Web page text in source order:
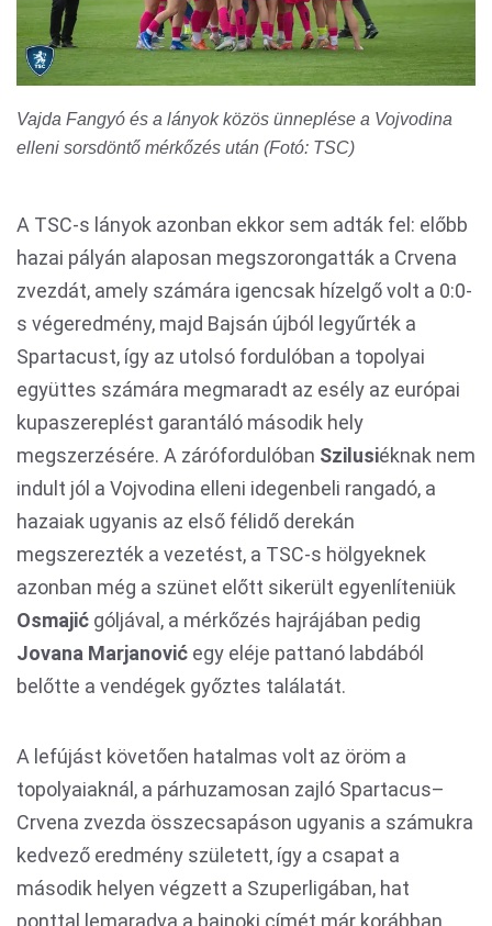
Vajda Fangyó és a lányok közös ünneplése a Vojvodina
elleni sorsdöntő mérkőzés után (Fotó: TSC)
A TSC-s lányok azonban ekkor sem adták fel: előbb
hazai pályán alaposan megszorongatták a Crvena
zvezdát, amely számára igencsak hízelgő volt a 0:0-
s végeredmény, majd Bajsán újból legyűrték a
Spartacust, így az utolsó fordulóban a topolyai
együttes számára megmaradt az esély az európai
kupaszereplést garantáló második hely
megszerzésére. A zárófordulóban Szilusiéknak nem
indult jól a Vojvodina elleni idegenbeli rangadó, a
hazaiak ugyanis az első félidő derekán
megszerezték a vezetést, a TSC-s hölgyeknek
azonban még a szünet előtt sikerült egyenlíteniük
Osmajić góljával, a mérkőzés hajrájában pedig
Jovana Marjanović egy eléje pattanó labdából
belőtte a vendégek győztes találatát.
A lefújást követően hatalmas volt az öröm a
topolyaiaknál, a párhuzamosan zajló Spartacus–
Crvena zvezda összecsapáson ugyanis a számukra
kedvező eredmény született, így a csapat a
második helyen végzett a Szuperligában, hat
ponttal lemaradva a bajnoki címét már korábban